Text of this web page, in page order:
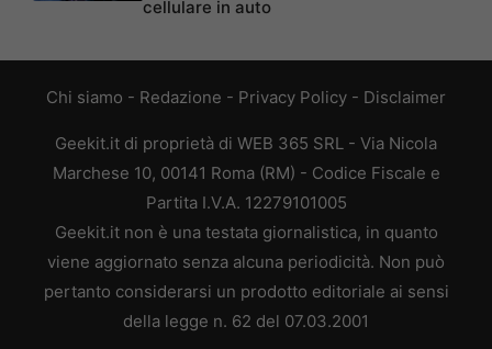
cellulare in auto
Chi siamo - Redazione - Privacy Policy - Disclaimer
Geekit.it di proprietà di WEB 365 SRL - Via Nicola
Marchese 10, 00141 Roma (RM) - Codice Fiscale e
Partita I.V.A. 12279101005
Geekit.it non è una testata giornalistica, in quanto
viene aggiornato senza alcuna periodicità. Non può
pertanto considerarsi un prodotto editoriale ai sensi
della legge n. 62 del 07.03.2001